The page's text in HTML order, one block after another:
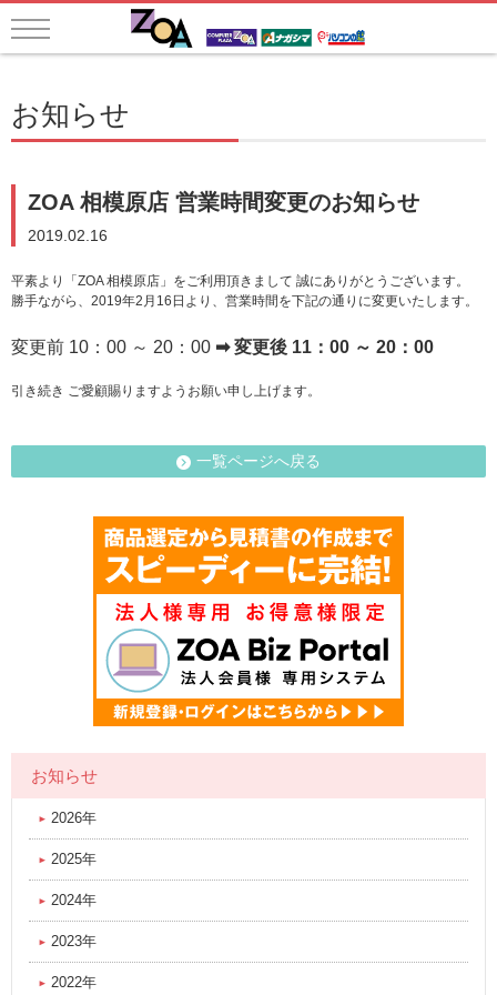
お知らせ
ZOA 相模原店 営業時間変更のお知らせ
2019.02.16
平素より「ZOA 相模原店」をご利用頂きまして 誠にありがとうございます。
勝手ながら、2019年2月16日より、営業時間を下記の通りに変更いたします。
変更前 10：00 ～ 20：00 ➡ 変更後 11：00 ～ 20：00
引き続き ご愛顧賜りますようお願い申し上げます。
一覧ページへ戻る
お知らせ
2026年
2025年
2024年
2023年
2022年